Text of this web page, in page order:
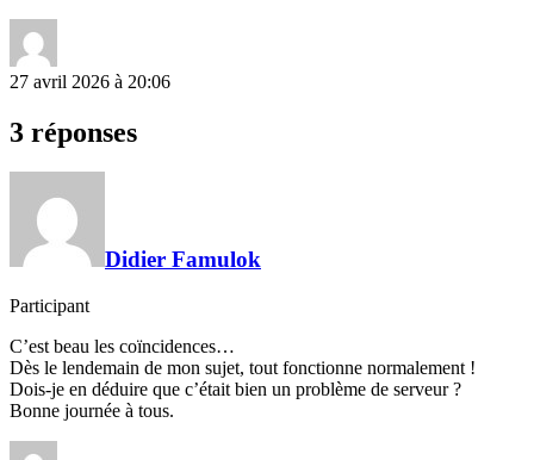
27 avril 2026 à 20:06
3 réponses
Didier Famulok
Participant
C’est beau les coïncidences…
Dès le lendemain de mon sujet, tout fonctionne normalement !
Dois-je en déduire que c’était bien un problème de serveur ?
Bonne journée à tous.